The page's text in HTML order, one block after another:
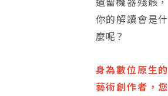
你的解讀會是什
麼呢？
身為數位原生的
藝術創作者，您